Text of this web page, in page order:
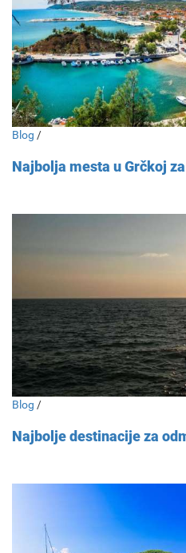
Blog /
Najbolja mesta u Grčkoj
Blog /
Najbolje destinacije za